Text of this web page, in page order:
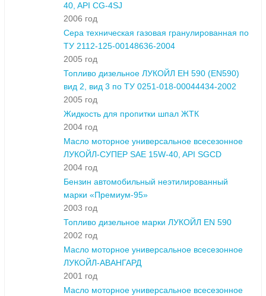
40, API CG-4SJ
2006 год
Сера техническая газовая гранулированная по
ТУ 2112-125-00148636-2004
2005 год
Топливо дизельное ЛУКОЙЛ ЕН 590 (EN590)
вид 2, вид 3 по ТУ 0251-018-00044434-2002
2005 год
Жидкость для пропитки шпал ЖТК
2004 год
Масло моторное универсальное всесезонное
ЛУКОЙЛ-СУПЕР SAE 15W-40, API SGCD
2004 год
Бензин автомобильный неэтилированный
марки «Премиум-95»
2003 год
Топливо дизельное марки ЛУКОЙЛ EN 590
2002 год
Масло моторное универсальное всесезонное
ЛУКОЙЛ-АВАНГАРД
2001 год
Масло моторное универсальное всесезонное